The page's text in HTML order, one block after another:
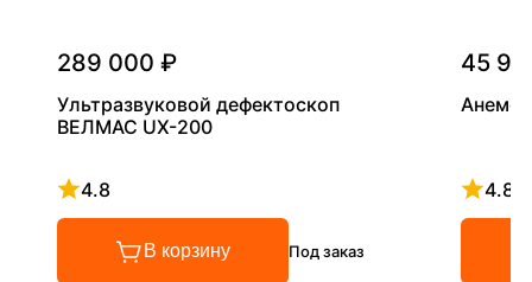
289 000 ₽
Ультразвуковой дефектоскоп
ВЕЛМАС UX-200
4.8
Рейтинг 4.8 из 5
В корзину Под заказ
45
4.8